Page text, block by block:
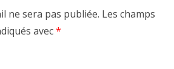
ne sera pas publiée. Les champs
avec*